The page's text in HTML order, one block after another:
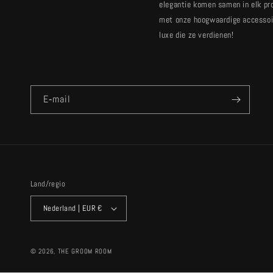
elegantie komen samen in elk
met onze hoogwaardige
luxe die ze verdienen!
E‑mail
Land/regio
Nederland | EUR €
© 2026, THE GROOM ROOM